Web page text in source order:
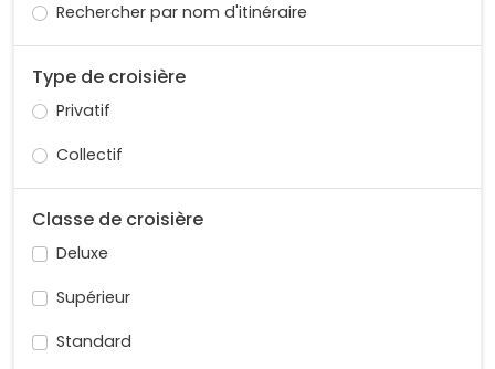
Rechercher par nom d'itinéraire
Type de croisière
Privatif
Collectif
Classe de croisière
Deluxe
Supérieur
Standard